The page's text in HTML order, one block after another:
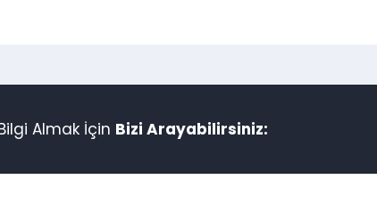
Almak İçin Bizi Arayabilirsiniz: